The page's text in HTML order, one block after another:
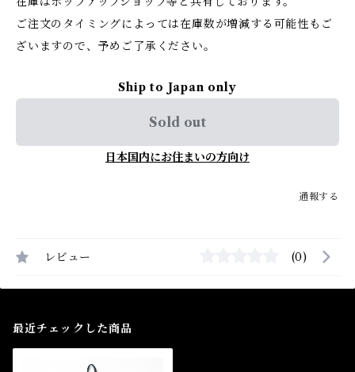
ご注文のタイミングによっては在庫数が増減する可能性もご
ざいますので、予めご了承ください。
Ship to Japan only
Sold out
日本国内にお住まいの方向け
通報する
レビュー (0)
最近チェックした商品